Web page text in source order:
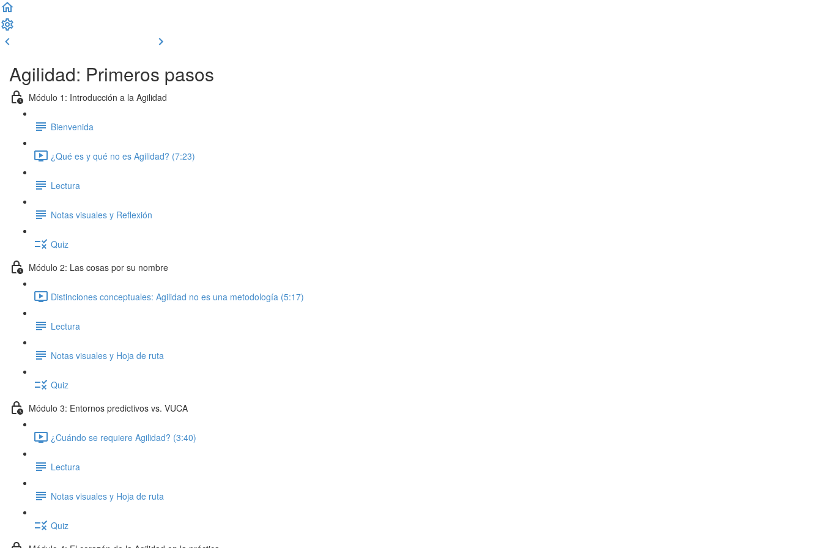
Agilidad: Primeros pasos
Módulo 1: Introducción a la Agilidad
Bienvenida
¿Qué es y qué no es Agilidad? (7:23)
Lectura
Notas visuales y Reflexión
Quiz
Módulo 2: Las cosas por su nombre
Distinciones conceptuales: Agilidad no es una metodología (5:17)
Lectura
Notas visuales y Hoja de ruta
Quiz
Módulo 3: Entornos predictivos vs. VUCA
¿Cuándo se requiere Agilidad? (3:40)
Lectura
Notas visuales y Hoja de ruta
Quiz